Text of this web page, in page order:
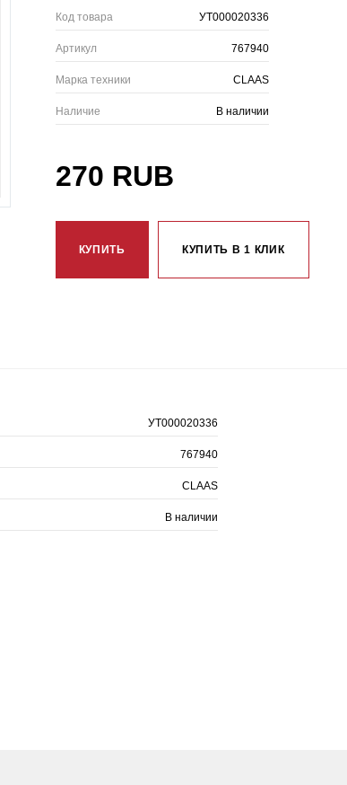
Код товара УТ000020336
Артикул 767940
Марка техники CLAAS
Наличие В наличии
270 RUB
КУПИТЬ КУПИТЬ В 1 КЛИК
УТ000020336
767940
CLAAS
В наличии